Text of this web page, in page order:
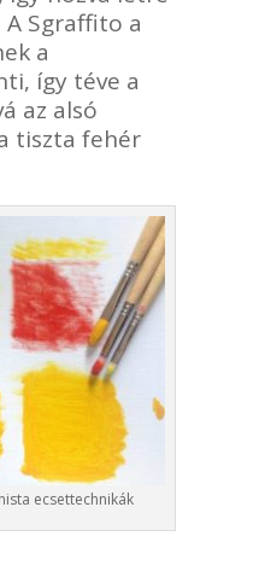
Sgraffito a
a
így téve a
az alsó
tiszta fehér
ecsettechnikák